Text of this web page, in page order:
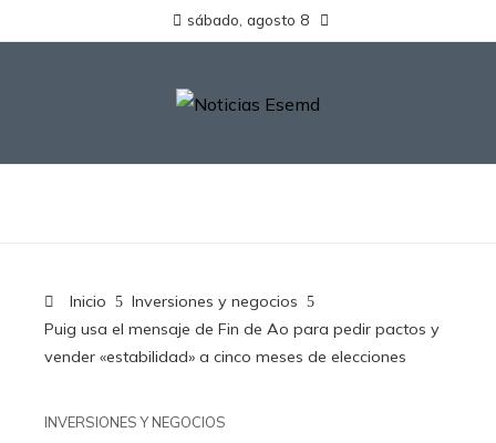
sábado, agosto 8
Inicio
Inversiones y negocios
Puig usa el mensaje de Fin de Ao para pedir pactos y
vender «estabilidad» a cinco meses de elecciones
INVERSIONES Y NEGOCIOS